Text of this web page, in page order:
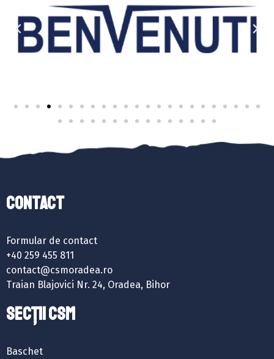
Contact
Formular de contact
+40 259 455 811
contact@csmoradea.ro
Traian Blajovici Nr. 24, Oradea, Bihor
SECȚII CSM
Baschet